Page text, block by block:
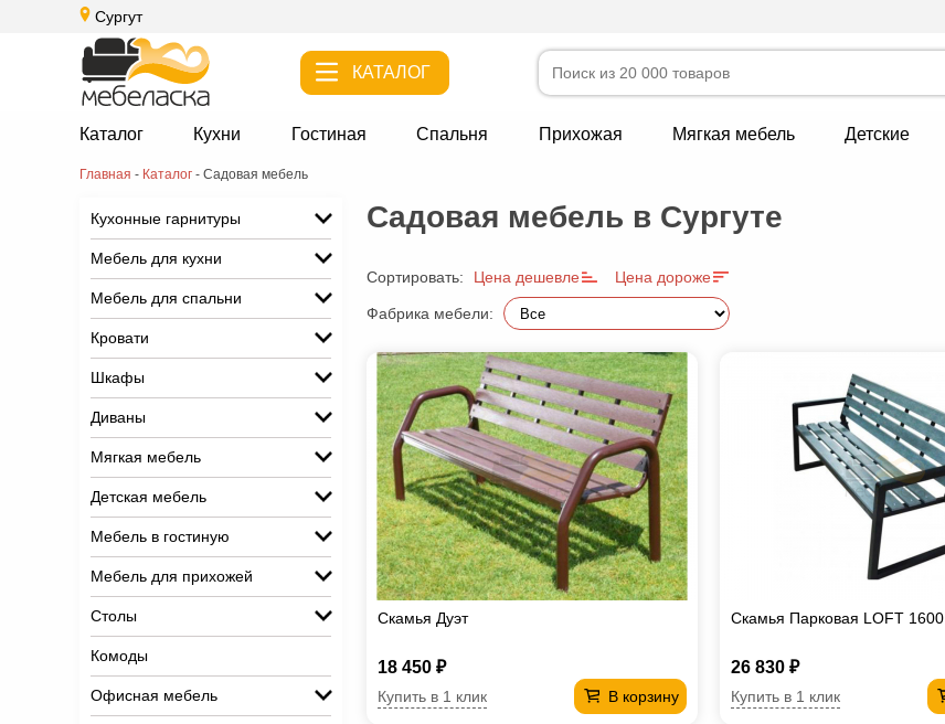
Сургут
КАТАЛОГ
Каталог Кухни Гостиная Спальня Прихожая Мягкая мебель Детские
Главная - Каталог - Садовая мебель
Кухонные гарнитуры
Мебель для кухни
Мебель для спальни
Кровати
Шкафы
Диваны
Мягкая мебель
Детская мебель
Мебель в гостиную
Мебель для прихожей
Столы
Комоды
Офисная мебель
Садовая мебель в Сургуте
Сортировать: Цена дешевле Цена дороже
Фабрика мебели:
Скамья Дуэт
18 450 ₽
В корзину
Купить в 1 клик
Скамья Парковая LOFT 1600
26 830 ₽
Купить в 1 клик